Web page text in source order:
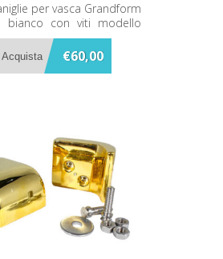
viti mod. tango
per vasca Grandform
bianco con viti modello
€60,00